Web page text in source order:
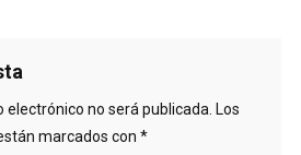
electrónico no será publicada. Los
marcados con *